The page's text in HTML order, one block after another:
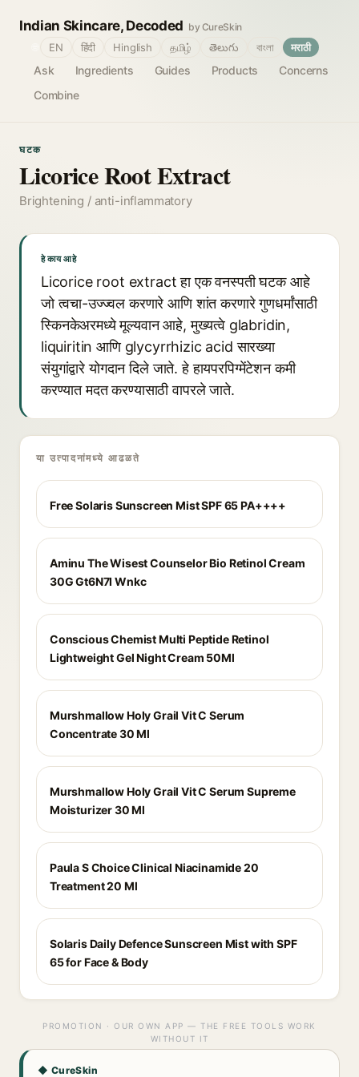
Indian Skincare, Decoded by CureSkin
Ask Ingredients Guides Products
Concerns
Combine
EN हिंदी Hinglish தமிழ் తెలుగు বাংলা मराठी
घटक
Licorice Root Extract
Brightening / anti-inflammatory
हे काय आहे
Licorice root extract हा एक वनस्पती घटक आहे
जो त्वचा-उज्ज्वल करणारे आणि शांत करणारे गुणधर्मांसाठी
स्किनकेअरमध्ये मूल्यवान आहे, मुख्यत्वे glabridin,
liquiritin आणि glycyrrhizic acid सारख्या
संयुगांद्वारे योगदान दिले जाते. हे हायपरपिग्मेंटेशन कमी
करण्यात मदत करण्यासाठी वापरले जाते.
या उत्पादनांमध्ये आढळते
Free Solaris Sunscreen Mist SPF 65 PA++++
Aminu The Wisest Counselor Bio Retinol Cream
30G Gt6N7I Wnkc
Conscious Chemist Multi Peptide Retinol
Lightweight Gel Night Cream 50Ml
Murshmallow Holy Grail Vit C Serum
Concentrate 30 Ml
Murshmallow Holy Grail Vit C Serum Supreme
Moisturizer 30 Ml
Paula S Choice Clinical Niacinamide 20
Treatment 20 Ml
Solaris Daily Defence Sunscreen Mist with SPF
65 for Face & Body
PROMOTION · OUR OWN APP — THE FREE TOOLS WORK
WITHOUT IT
◆ CureSkin